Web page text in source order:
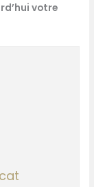
votre